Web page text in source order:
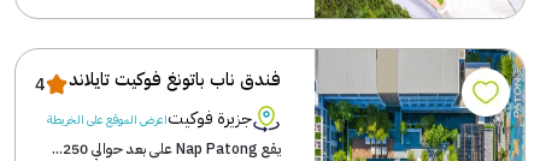
فندق ناب باتونغ فوكيت تايلاند
4
جزيرة فوكيتاعرض الموقع على الخريطة
يقع Nap Patong على بعد حوالي 250...